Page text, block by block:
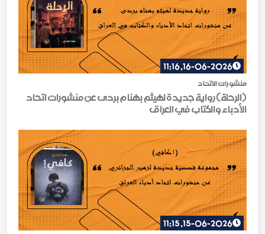
منشورات الاتحاد
16-06-2026, 11:16
(الرحلة) رواية جديدة لهيثم بهنام بردى عن منشورات اتحاد
الأدباء والكتاب في العراق
15-06-2026, 11:15